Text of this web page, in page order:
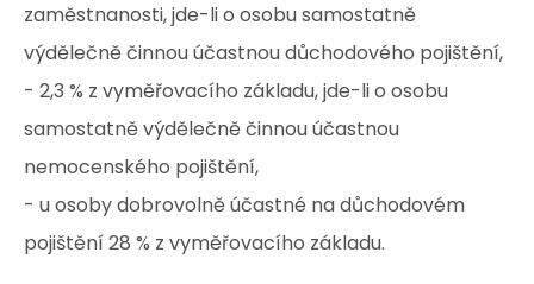
zaměstnanosti, jde-li o osobu samostatně
výdělečně činnou účastnou důchodového pojištění,
- 2,3 % z vyměřovacího základu, jde-li o osobu
samostatně výdělečně činnou účastnou
nemocenského pojištění,
- u osoby dobrovolně účastné na důchodovém
pojištění 28 % z vyměřovacího základu.